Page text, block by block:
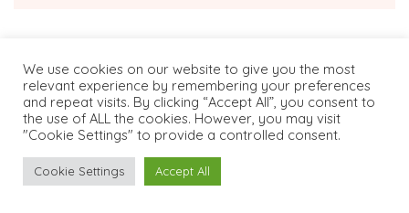
napiseo.com.
We use cookies on our website to give you the most
relevant experience by remembering your preferences
and repeat visits. By clicking “Accept All”, you consent to
the use of ALL the cookies. However, you may visit
"Cookie Settings" to provide a controlled consent.
Cookie Settings Accept All